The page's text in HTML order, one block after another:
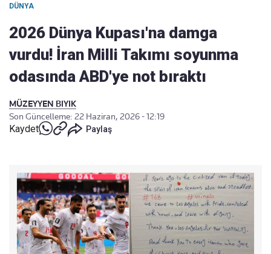
DÜNYA
2026 Dünya Kupası'na damga
vurdu! İran Milli Takımı soyunma
odasında ABD'ye not bıraktı
MÜZEYYEN BIYIK
Son Güncelleme: 22 Haziran, 2026 - 12:19
Kaydet Paylaş